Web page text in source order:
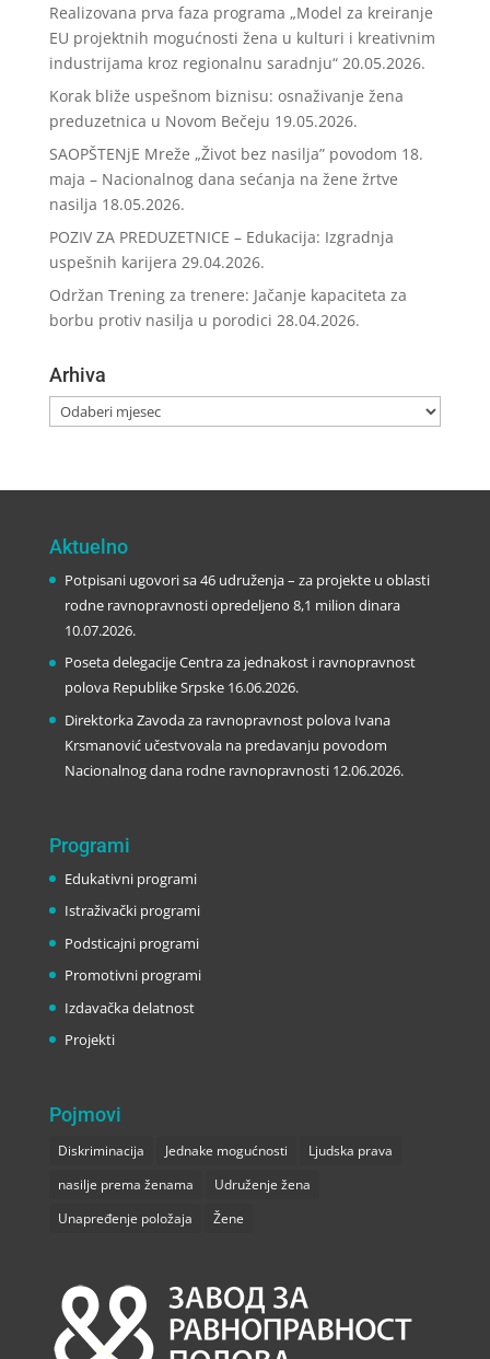
Realizovana prva faza programa „Model za kreiranje
EU projektnih mogućnosti žena u kulturi i kreativnim
industrijama kroz regionalnu saradnju“ 20.05.2026.
Korak bliže uspešnom biznisu: osnaživanje žena
preduzetnica u Novom Bečeju 19.05.2026.
SAOPŠTENjE Mreže „Život bez nasilja” povodom 18.
maja – Nacionalnog dana sećanja na žene žrtve
nasilja 18.05.2026.
POZIV ZA PREDUZETNICE – Edukacija: Izgradnja
uspešnih karijera 29.04.2026.
Održan Trening za trenere: Jačanje kapaciteta za
borbu protiv nasilja u porodici 28.04.2026.
Arhiva
Arhiva
Aktuelno
Potpisani ugovori sa 46 udruženja – za projekte u oblasti
rodne ravnopravnosti opredeljeno 8,1 milion dinara
10.07.2026.
Poseta delegacije Centra za jednakost i ravnopravnost
polova Republike Srpske 16.06.2026.
Direktorka Zavoda za ravnopravnost polova Ivana
Krsmanović učestvovala na predavanju povodom
Nacionalnog dana rodne ravnopravnosti 12.06.2026.
Programi
Edukativni programi
Istraživački programi
Podsticajni programi
Promotivni programi
Izdavačka delatnost
Projekti
Pojmovi
Diskriminacija Jednake mogućnosti
Ljudska prava
nasilje prema ženama
Udruženje žena
Unapređenje položaja
Žene